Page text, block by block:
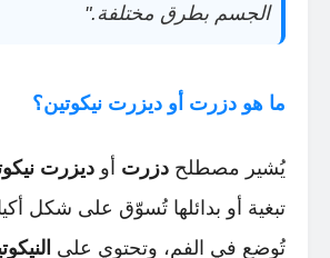
الجسم بطرق مختلفة."
ما هو دزرت أو ديزرت نيكوتين؟
يُشير مصطلح دزرت أو ديزرت
تبغية أو بدائلها تُسوّق على شكل
تُوضع في الفم، وتحتوي على